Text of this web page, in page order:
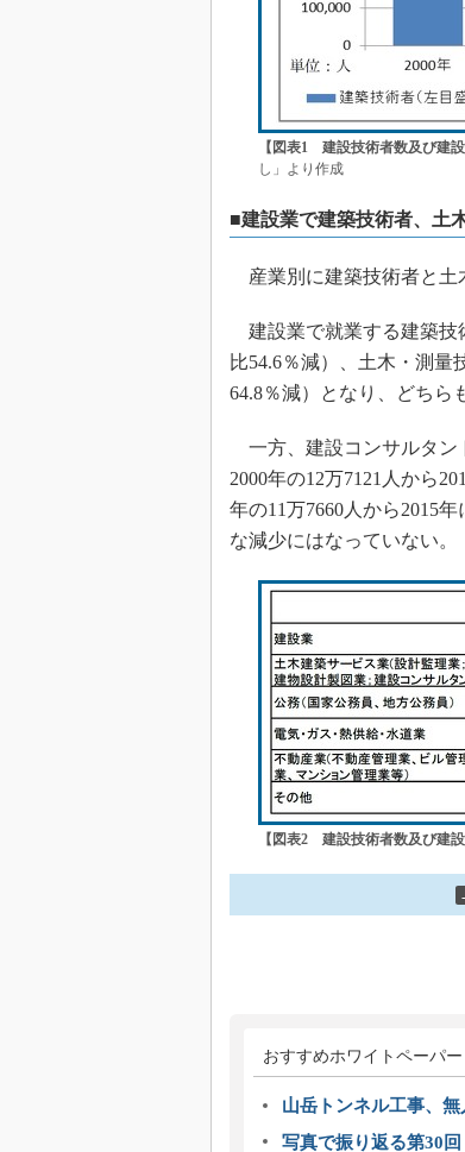
【図表1 建設技術者数及び建設
し」より作成
■建設業で建築技術者、土
産業別に建築技術者と土
建設業で就業する建築技
比54.6％減）、土木・測量
64.8％減）となり、どちら
一方、建設コンサルタン
2000年の12万7121人から
年の11万7660人から2015
な減少にはなっていない。
【図表2 建設技術者数及び建設
おすすめホワイトペーパー
山岳トンネル工事、無
写真で振り返る第30